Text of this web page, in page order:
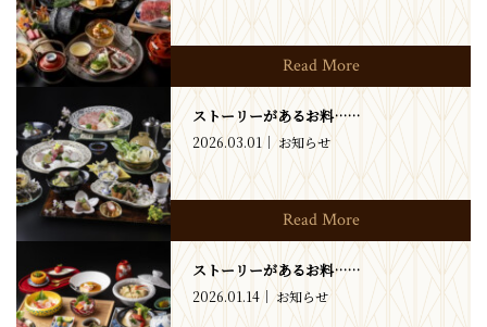
Read More
ストーリーがあるお料……
2026.03.01 お知らせ
Read More
ストーリーがあるお料……
2026.01.14 お知らせ